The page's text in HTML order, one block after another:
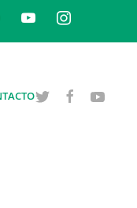
youtube instagram